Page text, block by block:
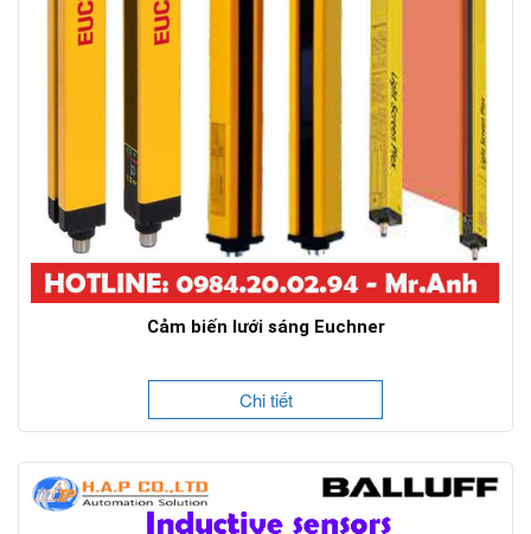
Cảm biến lưới sáng Euchner
Chi tiết